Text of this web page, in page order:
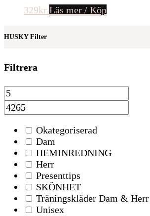
329kr Läs mer / Köp
HUSKY Filter
Filtrera
Okategoriserad
Dam
HEMINREDNING
Herr
Presenttips
SKÖNHET
Träningskläder Dam & Herr
Unisex